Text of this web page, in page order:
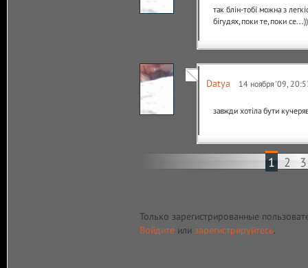
так блін-тобі можна з
бігудях,поки те,поки се...))
Datya 14 ноября '09,
завжди хотіла бути
1 2 3
Только зарегистрированные
Войдите или зарегистрируйтесь.